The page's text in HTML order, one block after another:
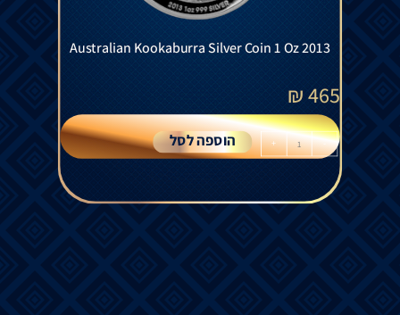
Australian Kookaburra Silver Coin 1 Oz 2013
465
₪
-
+ הוספה לסל